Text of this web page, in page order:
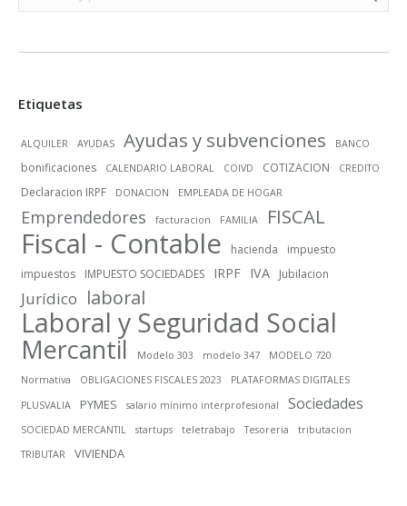
Etiquetas
ALQUILER AYUDAS Ayudas y subvenciones BANCO
bonificaciones CALENDARIO LABORAL COIVD COTIZACION CREDITO
Declaracion IRPF DONACION EMPLEADA DE HOGAR
Emprendedores facturacion FAMILIA FISCAL
Fiscal - Contable hacienda
impuesto
impuestos
IMPUESTO SOCIEDADES IRPF IVA Jubilacion
Jurídico laboral
Laboral y Seguridad Social
Mercantil Modelo 303 modelo 347
MODELO 720
Normativa
OBLIGACIONES FISCALES 2023
PLATAFORMAS DIGITALES
PLUSVALIA
PYMES salario mínimo interprofesional Sociedades
SOCIEDAD MERCANTIL startups teletrabajo Tesoreria
tributacion
TRIBUTAR
VIVIENDA